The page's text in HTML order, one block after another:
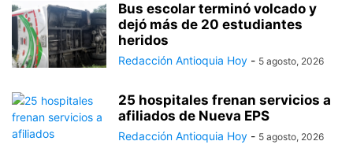
Bus escolar terminó volcado y
dejó más de 20 estudiantes
heridos
Redacción Antioquia Hoy - 5 agosto, 2026
25 hospitales frenan servicios a
afiliados de Nueva EPS
Redacción Antioquia Hoy - 5 agosto, 2026